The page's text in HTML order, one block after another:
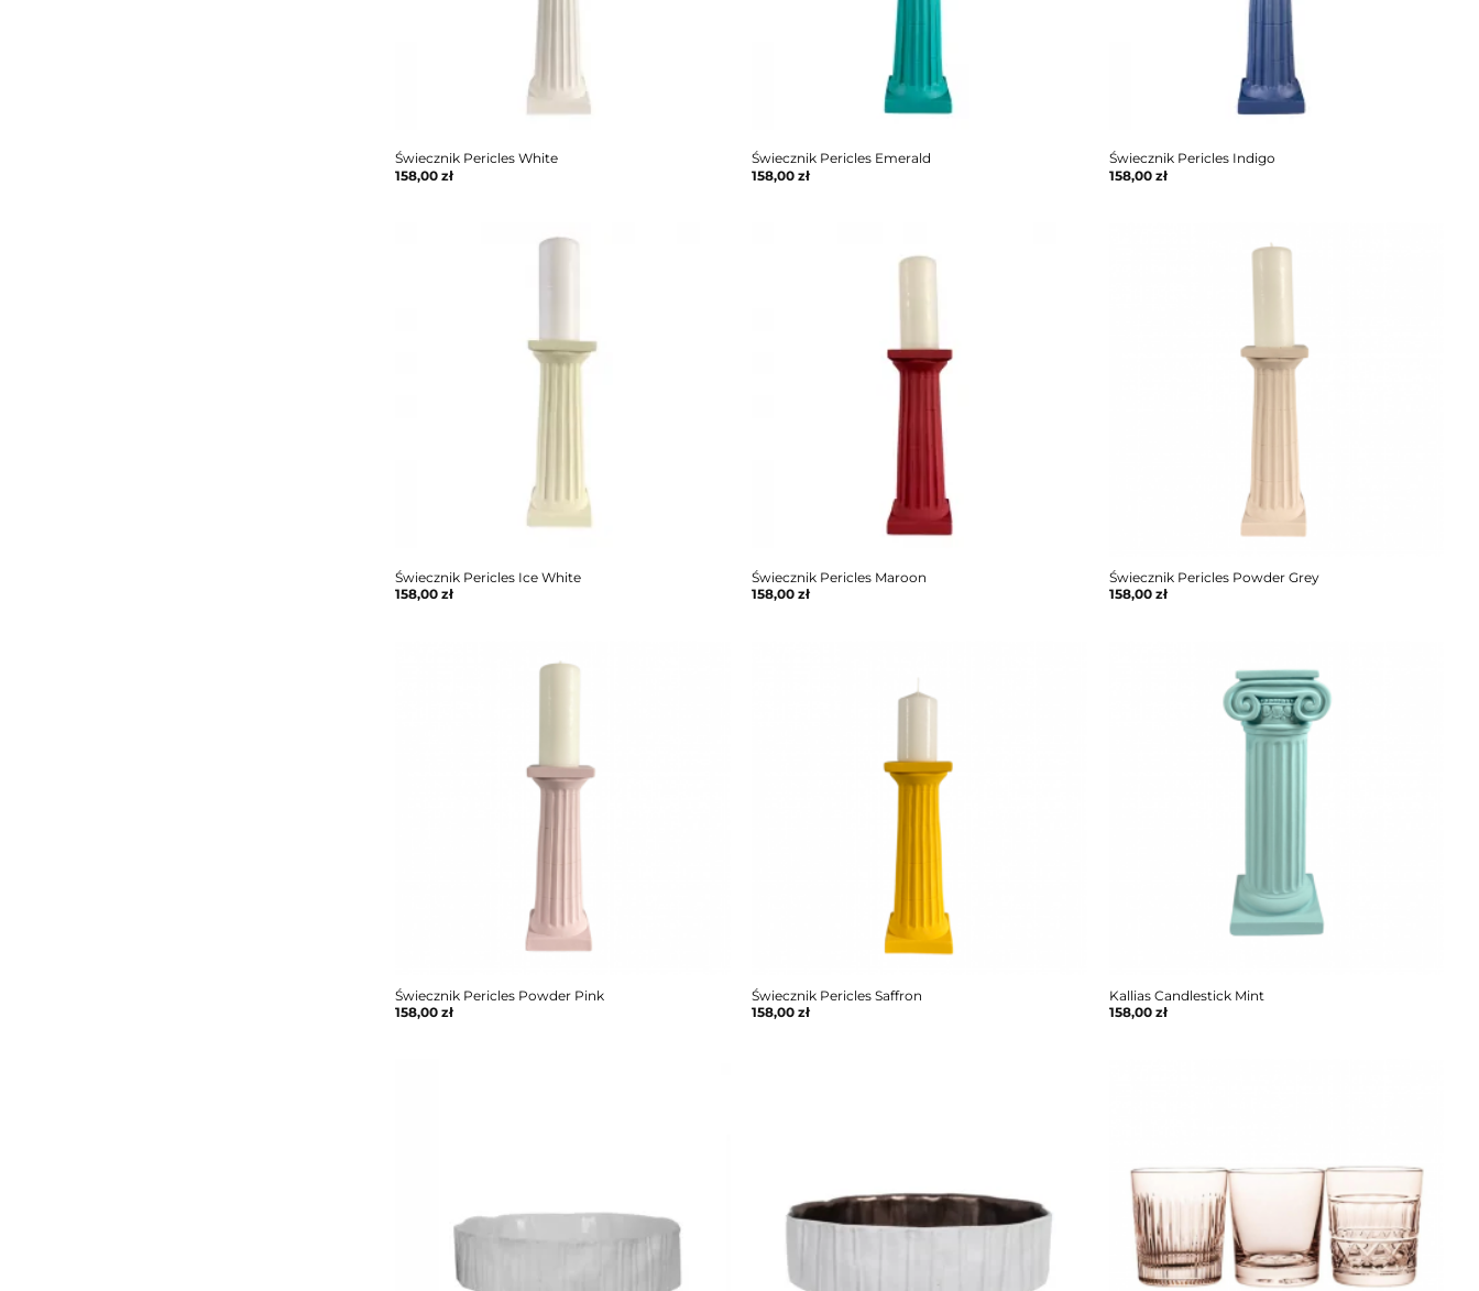
Świecznik Pericles White
158,00zł
Świecznik Pericles Emerald
158,00zł
Świecznik Pericles Indigo
158,00 zł
Świecznik Pericles Ice White
158,00zł
Świecznik Pericles Maroon
158,00zł
Świecznik Pericles Powder Grey
158,00 zł
Świecznik Pericles Powder Pink
158,00zł
Świecznik Pericles Saffron
158,00zł
Kallias Candlestick Mint
158,00 zł